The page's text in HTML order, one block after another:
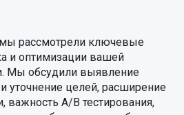
рассмотрели ключевые
и оптимизации вашей
Мы обсудили выявление
уточнение целей, расширение
важность A/B тестирования,